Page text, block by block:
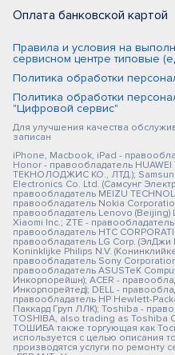
Оплата банковской картой
Правила и условия на
сервисном центре типовые
Политика обработки
Политика обработки
"Цифровой сервис"
Для улучшения качества
записан
iPhone, Macbook, iPad -
Honor - правообладатель
ТЕКНОЛОДЖИС КО., ЛТД.);
Electronics Co. Ltd. (Самсунг
правообладатель MEIZU
правообладатель Nokia
правообладатель Lenovo
Xiaomi Inc.; ZTE -
правообладатель HTC
правообладатель LG Corp.
Koninklijke Philips N.V.
правообладатель Sony
правообладатель ASUSTeK
Инкорпорейшн); ACER -
Инкорпорейтед); DELL -
правообладатель HP Hewlett-
Паккард Груп ЛЛК); Toshiba -
TOSHIBA, also trading as
ТОШИБА также торгующая как
используется с целью описания
производятся услуги по ремонту